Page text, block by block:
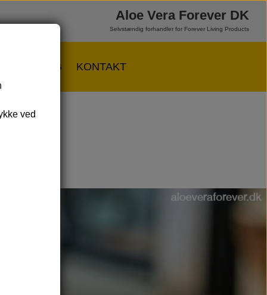
Aloe Vera Forever DK
Selvstændig forhandler for Forever Living Products
BLOG KONTAKT
ved